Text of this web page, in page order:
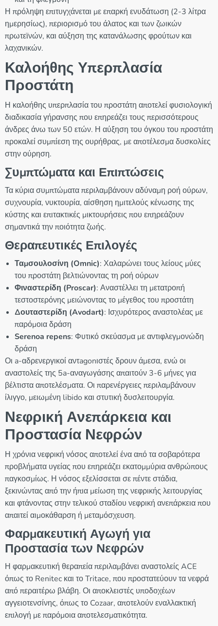
Η πρόληψη επιτυγχάνεται με επαρκή ενυδάτωση (2-3 λίτρα
ημερησίως), περιορισμό του άλατος και των ζωικών
πρωτεϊνών, και αύξηση της κατανάλωσης φρούτων και
λαχανικών.
Καλοήθης Υπερπλασία
Προστάτη
Η καλοήθης υπερπλασία του προστάτη αποτελεί φυσιολογική
διαδικασία γήρανσης που επηρεάζει τους περισσότερους
άνδρες άνω των 50 ετών. Η αύξηση του όγκου του προστάτη
προκαλεί συμπίεση της ουρήθρας, με αποτέλεσμα δυσκολίες
στην ούρηση.
Συμπτώματα και Επιπτώσεις
Τα κύρια συμπτώματα περιλαμβάνουν αδύναμη ροή ούρων,
συχνουρία, νυκτουρία, αίσθηση ημιτελούς κένωσης της
κύστης και επιτακτικές μικτουρήσεις που επηρεάζουν
σημαντικά την ποιότητα ζωής.
Θεραπευτικές Επιλογές
Ταμσουλοσίνη (Omnic): Χαλαρώνει τους λείους μύες
του προστάτη βελτιώνοντας τη ροή ούρων
Φιναστερίδη (Proscar): Αναστέλλει τη μετατροπή
τεστοστερόνης μειώνοντας το μέγεθος του προστάτη
Δουταστερίδη (Avodart): Ισχυρότερος αναστολέας με
παρόμοια δράση
Serenoa repens: Φυτικό σκεύασμα με αντιφλεγμονώδη
δράση
Οι a-αδρενεργικοί αντagonιστές δρουν άμεσα, ενώ οι
αναστολείς της 5a-αναγωγάσης απαιτούν 3-6 μήνες για
βέλτιστα αποτελέσματα. Οι παρενέργειες περιλαμβάνουν
ίλιγγο, μειωμένη libido και στυτική δυσλειτουργία.
Νεφρική Ανεπάρκεια και
Προστασία Νεφρών
Η χρόνια νεφρική νόσος αποτελεί ένα από τα σοβαρότερα
προβλήματα υγείας που επηρεάζει εκατομμύρια ανθρώπους
παγκοσμίως. Η νόσος εξελίσσεται σε πέντε στάδια,
ξεκινώντας από την ήπια μείωση της νεφρικής λειτουργίας
και φτάνοντας στην τελικού σταδίου νεφρική ανεπάρκεια που
απαιτεί αιμοκάθαρση ή μεταμόσχευση.
Φαρμακευτική Αγωγή για
Προστασία των Νεφρών
Η φαρμακευτική θεραπεία περιλαμβάνει αναστολείς ACE
όπως το Renitec και το Tritace, που προστατεύουν τα νεφρά
από περαιτέρω βλάβη. Οι αποκλειστές υποδοχέων
αγγειοτενσίνης, όπως το Cozaar, αποτελούν εναλλακτική
επιλογή με παρόμοια αποτελεσματικότητα.